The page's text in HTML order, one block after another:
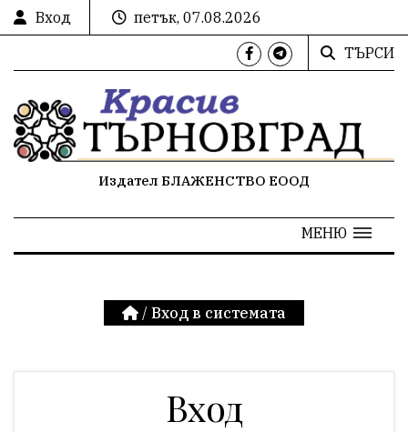
Вход
петък, 07.08.2026
ТЪРСИ
Издател БЛАЖЕНСТВО ЕООД
МЕНЮ
/ Вход в системата
Вход